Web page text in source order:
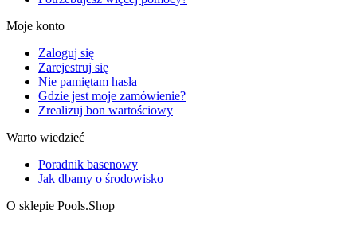
Moje konto
Zaloguj się
Zarejestruj się
Nie pamiętam hasła
Gdzie jest moje zamówienie?
Zrealizuj bon wartościowy
Warto wiedzieć
Poradnik basenowy
Jak dbamy o środowisko
O sklepie Pools.Shop